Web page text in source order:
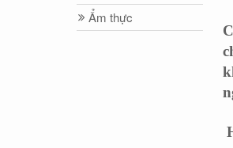
Ẩm thực